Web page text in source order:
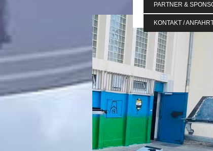
PARTNER &
KONTAKT /